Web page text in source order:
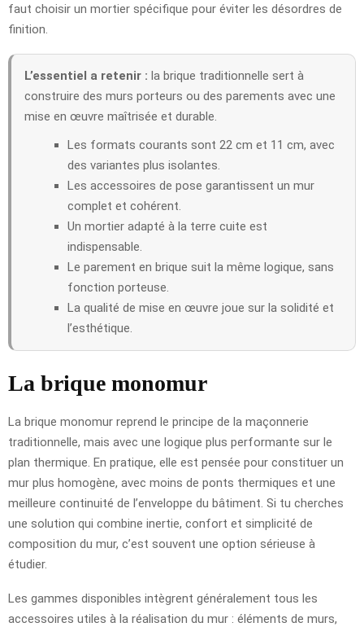
faut choisir un mortier spécifique pour éviter les désordres de
finition.
L’essentiel a retenir : la brique traditionnelle sert à
construire des murs porteurs ou des parements avec une
mise en œuvre maîtrisée et durable.
Les formats courants sont 22 cm et 11 cm, avec
des variantes plus isolantes.
Les accessoires de pose garantissent un mur
complet et cohérent.
Un mortier adapté à la terre cuite est
indispensable.
Le parement en brique suit la même logique, sans
fonction porteuse.
La qualité de mise en œuvre joue sur la solidité et
l’esthétique.
La brique monomur
La brique monomur reprend le principe de la maçonnerie
traditionnelle, mais avec une logique plus performante sur le
plan thermique. En pratique, elle est pensée pour constituer un
mur plus homogène, avec moins de ponts thermiques et une
meilleure continuité de l’enveloppe du bâtiment. Si tu cherches
une solution qui combine inertie, confort et simplicité de
composition du mur, c’est souvent une option sérieuse à
étudier.
Les gammes disponibles intègrent généralement tous les
accessoires utiles à la réalisation du mur : éléments de murs,